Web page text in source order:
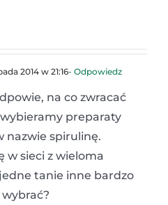
2014 w 21:16- Odpowiedz
na co zwracać
preparaty
nazwie spirulinę.
w sieci z wieloma
tanie inne bardzo